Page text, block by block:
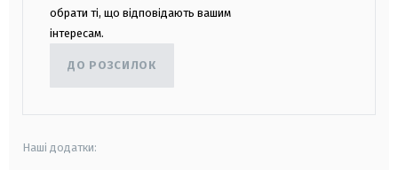
обрати ті, що відповідають вашим
інтересам.
ДО РОЗСИЛОК
Наші додатки: